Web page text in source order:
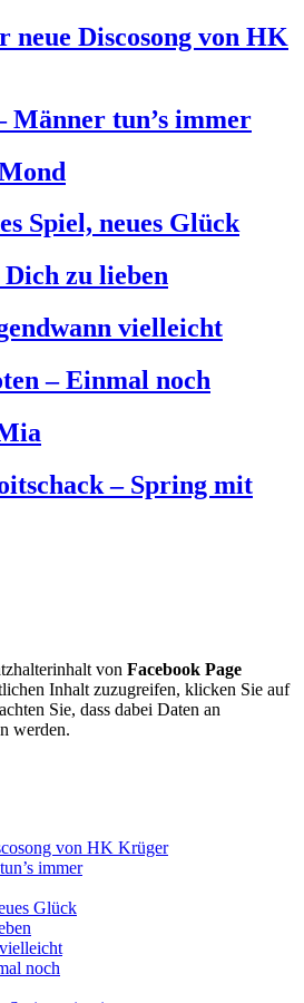
neue Discosong von HK
Männer tun’s immer
Spiel, neues Glück
zu lieben
vielleicht
– Einmal noch
– Spring mit
von Facebook Page
Inhalt zuzugreifen, klicken Sie auf
Sie, dass dabei Daten an
werden.
von HK Krüger
immer
Glück
noch